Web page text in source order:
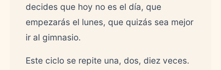
decides que hoy no es el día, que
empezarás el lunes, que quizás sea mejor
ir al gimnasio.
Este ciclo se repite una, dos, diez veces.